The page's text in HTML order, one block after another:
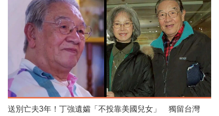
送別亡夫3年！丁強遺孀「不投靠美國兒女」 獨留台灣